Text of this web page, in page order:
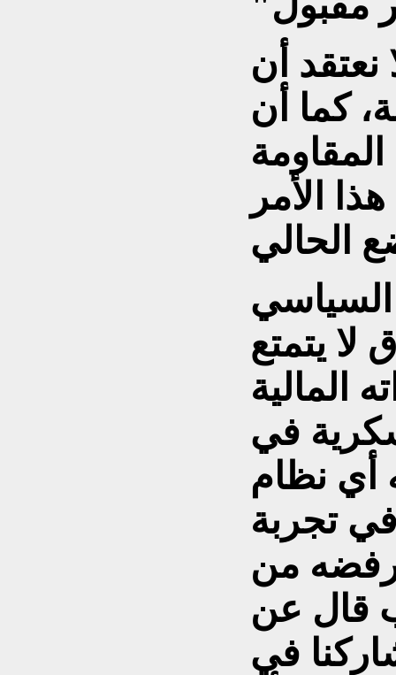
أن
كما أن
الأمر
لا يتمتع
المالية
في
أي نظام
تجربة
من
قال عن
في